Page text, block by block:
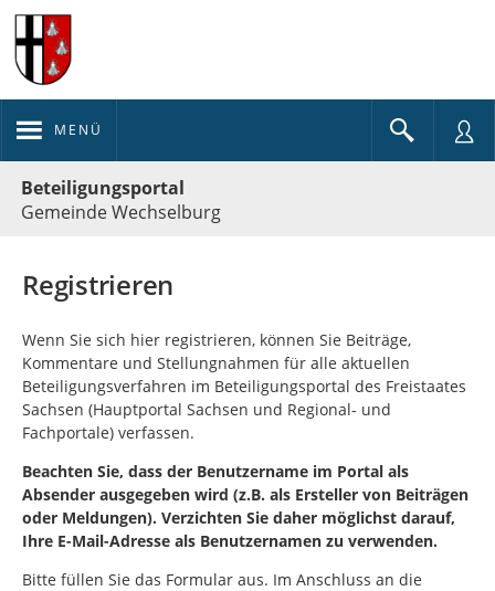
MENÜ
Beteiligungsportal
Gemeinde Wechselburg
Registrieren
Wenn Sie sich hier registrieren, können Sie Beiträge,
Kommentare und Stellungnahmen für alle aktuellen
Beteiligungsverfahren im Beteiligungsportal des Freistaates
Sachsen (Hauptportal Sachsen und Regional- und
Fachportale) verfassen.
Beachten Sie, dass der Benutzername im Portal als
Absender ausgegeben wird (z.B. als Ersteller von Beiträgen
oder Meldungen). Verzichten Sie daher möglichst darauf,
Ihre E-Mail-Adresse als Benutzernamen zu verwenden.
Bitte füllen Sie das Formular aus. Im Anschluss an die